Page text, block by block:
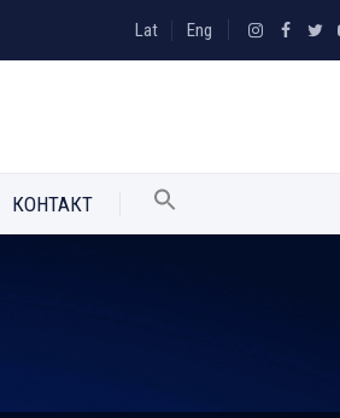
Lat Eng
КОНТАКТ